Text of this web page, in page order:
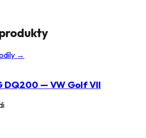
→
DQ200 — VW Golf VII